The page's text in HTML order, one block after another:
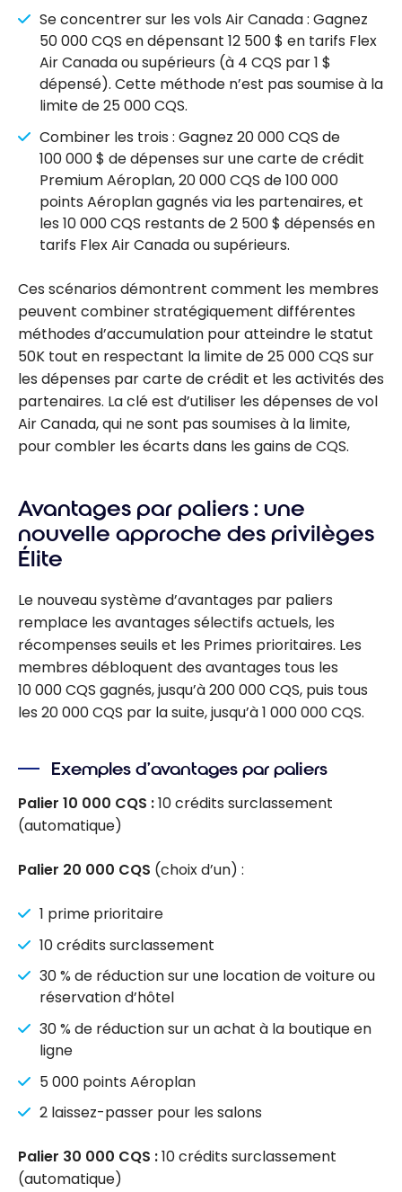
Se concentrer sur les vols Air Canada : Gagnez
50 000 CQS en dépensant 12 500 $ en tarifs Flex
Air Canada ou supérieurs (à 4 CQS par 1 $
dépensé). Cette méthode n’est pas soumise à la
limite de 25 000 CQS.
Combiner les trois : Gagnez 20 000 CQS de
100 000 $ de dépenses sur une carte de crédit
Premium Aéroplan, 20 000 CQS de 100 000
points Aéroplan gagnés via les partenaires, et
les 10 000 CQS restants de 2 500 $ dépensés en
tarifs Flex Air Canada ou supérieurs.
Ces scénarios démontrent comment les membres
peuvent combiner stratégiquement différentes
méthodes d’accumulation pour atteindre le statut
50K tout en respectant la limite de 25 000 CQS sur
les dépenses par carte de crédit et les activités des
partenaires. La clé est d’utiliser les dépenses de vol
Air Canada, qui ne sont pas soumises à la limite,
pour combler les écarts dans les gains de CQS.
Avantages par paliers : une
nouvelle approche des privilèges
Élite
Le nouveau système d’avantages par paliers
remplace les avantages sélectifs actuels, les
récompenses seuils et les Primes prioritaires. Les
membres débloquent des avantages tous les
10 000 CQS gagnés, jusqu’à 200 000 CQS, puis tous
les 20 000 CQS par la suite, jusqu’à 1 000 000 CQS.
Exemples d’avantages par paliers
Palier 10 000 CQS :10 crédits surclassement
(automatique)
Palier 20 000 CQS (choix d’un) :
1 prime prioritaire
10 crédits surclassement
30 % de réduction sur une location de voiture ou
réservation d’hôtel
30 % de réduction sur un achat à la boutique en
ligne
5 000 points Aéroplan
2 laissez-passer pour les salons
Palier 30 000 CQS :10 crédits surclassement
(automatique)